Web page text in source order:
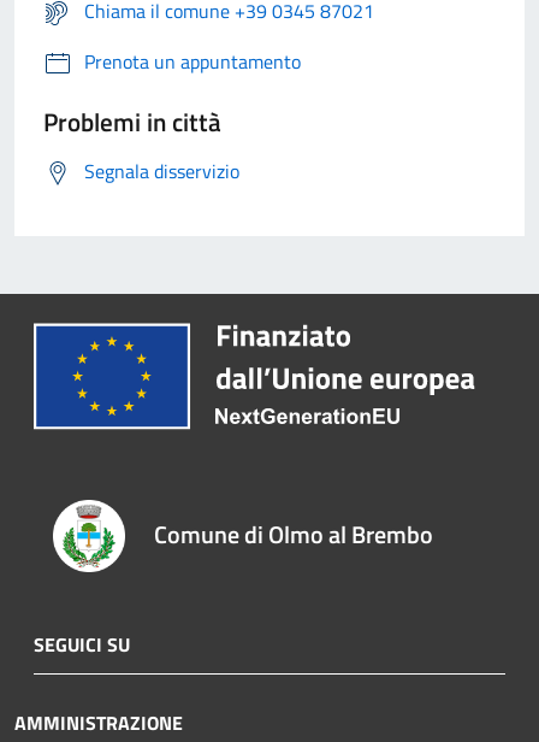
Chiama il comune +39 0345 87021
Prenota un appuntamento
Problemi in città
Segnala disservizio
Comune di Olmo al Brembo
SEGUICI SU
AMMINISTRAZIONE